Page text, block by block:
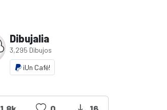
Dibujalia
3,295 Dibujos
¡Un Café!